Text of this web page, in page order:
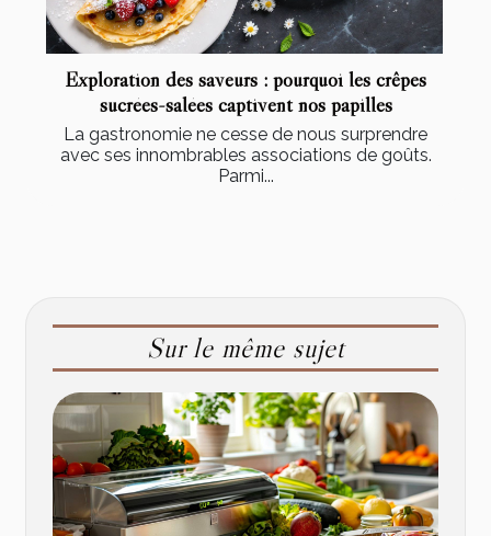
Exploration des saveurs : pourquoi les crêpes
sucrées-salées captivent nos papilles
La gastronomie ne cesse de nous surprendre
avec ses innombrables associations de goûts.
Parmi...
Sur le même sujet